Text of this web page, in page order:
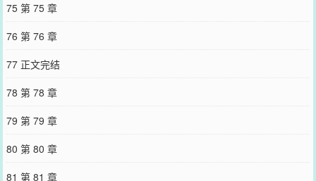
75 第 75 章
76 第 76 章
77 正文完结
78 第 78 章
79 第 79 章
80 第 80 章
81 第 81 章